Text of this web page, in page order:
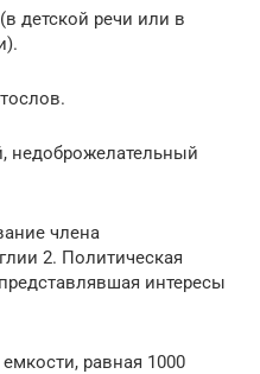
детской речи или в
члена
2. Политическая
интересы
равная 1000